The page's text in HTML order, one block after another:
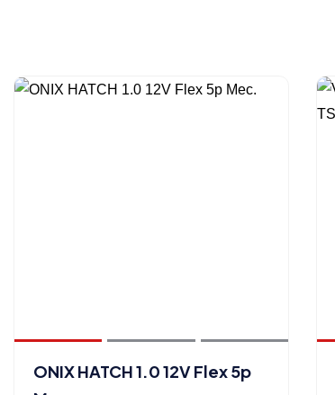
ONIX HATCH 1.0 12V Flex 5p